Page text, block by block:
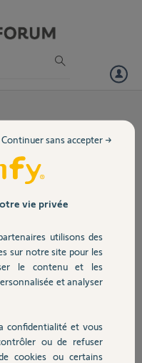
indentifiants qui ne semblent
car je ne reçois pas l’e-
reinitialisation. Pas dans
vie privée
utilisons des
sur notre site pour les
le contenu et les
et analyser
confidentialité et vous
ou de refuser
cookies ou certains
Continuer sans accepter →